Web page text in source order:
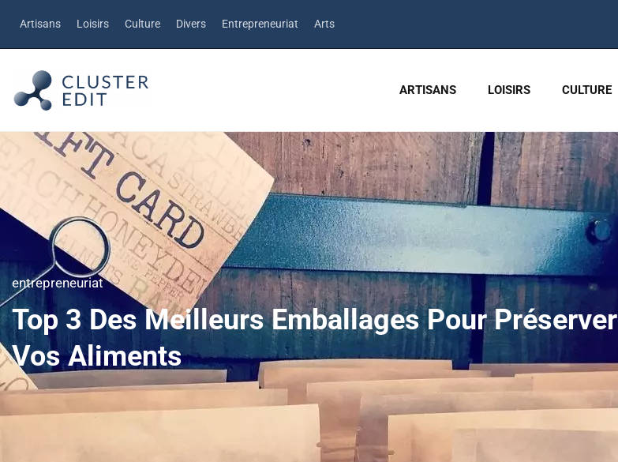
Artisans Loisirs Culture Divers Entrepreneuriat Arts
ARTISANS LOISIRS CULTURE
entrepreneuriat
Top 3 Des Meilleurs Emballages Pour Préserver
Vos Aliments